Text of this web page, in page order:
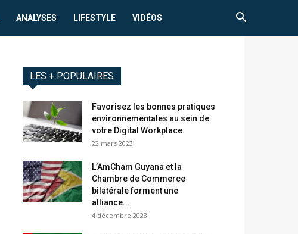
ANALYSES LIFESTYLE VIDÉOS
LES + POPULAIRES
Favorisez les bonnes pratiques
environnementales au sein de
votre Digital Workplace
22 mars 2023
L’AmCham Guyana et la
Chambre de Commerce
bilatérale forment une
alliance...
4 décembre 2023